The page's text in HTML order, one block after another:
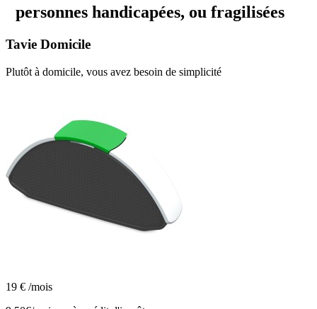
personnes handicapées, ou fragilisées
Tavie Domicile
Plutôt à domicile, vous avez besoin de simplicité
19 € /mois